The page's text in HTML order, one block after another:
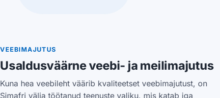
VEEBIMAJUTUS
Usaldusväärne veebi- ja meilimajutus
Kuna hea veebileht väärib kvaliteetset veebimajutust, on
Simafri välja töötanud teenuste valiku, mis katab iga